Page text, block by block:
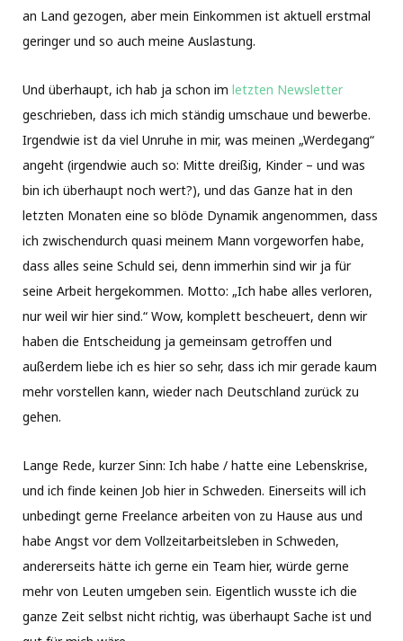
an Land gezogen, aber mein Einkommen ist aktuell erstmal
geringer und so auch meine Auslastung.
Und überhaupt, ich hab ja schon im letzten Newsletter
geschrieben, dass ich mich ständig umschaue und bewerbe.
Irgendwie ist da viel Unruhe in mir, was meinen „Werdegang“
angeht (irgendwie auch so: Mitte dreißig, Kinder – und was
bin ich überhaupt noch wert?), und das Ganze hat in den
letzten Monaten eine so blöde Dynamik angenommen, dass
ich zwischendurch quasi meinem Mann vorgeworfen habe,
dass alles seine Schuld sei, denn immerhin sind wir ja für
seine Arbeit hergekommen. Motto: „Ich habe alles verloren,
nur weil wir hier sind.“ Wow, komplett bescheuert, denn wir
haben die Entscheidung ja gemeinsam getroffen und
außerdem liebe ich es hier so sehr, dass ich mir gerade kaum
mehr vorstellen kann, wieder nach Deutschland zurück zu
gehen.
Lange Rede, kurzer Sinn: Ich habe / hatte eine Lebenskrise,
und ich finde keinen Job hier in Schweden. Einerseits will ich
unbedingt gerne Freelance arbeiten von zu Hause aus und
habe Angst vor dem Vollzeitarbeitsleben in Schweden,
andererseits hätte ich gerne ein Team hier, würde gerne
mehr von Leuten umgeben sein. Eigentlich wusste ich die
ganze Zeit selbst nicht richtig, was überhaupt Sache ist und